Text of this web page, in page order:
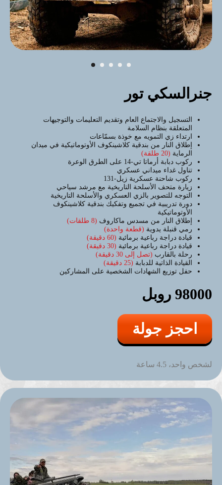
جنرالسكي تور
التسجيل والاجتماع العام وتقديم التعليمات والتوجيهات
المتعلقة بنظام السلامة
ارتداء زي التمويه مع خوذة بسمّاعات
إطلاق النار من بندقية كلاشينكوف الأوتوماتيكية في ميدان
الرماية (20 طلقة)
ركوب دبابة أرماتا تي-14 على الطرق الوعرة
تناول غداء ميداني عسكري
ركوب شاحنة عسكرية زيل-131
زيارة متحف الأسلحة التاريخية مع مرشد سياحي
التوجه للتصوير بالزي العسكري والأسلحة التاريخية
دورة تدريبية في تجميع وتفكيك بندقية كلاشينكوف
الأوتوماتيكية
إطلاق النار من مسدس ماكاروف (8 طلقات)
رمي قنبلة يدوية (قطعة واحدة)
قيادة دراجة رباعية برمائية (60 دقيقة)
قيادة دراجة رباعية برمائية (30 دقيقة)
رحلة بالقارب (تصل إلى 30 دقيقة)
القيادة الذاتية للدبابة (25 دقيقة)
حفل توزيع الشهادات الشخصية على المشاركين
98000 روبل
احجز جولة
لشخص واحد، 4.5 ساعة